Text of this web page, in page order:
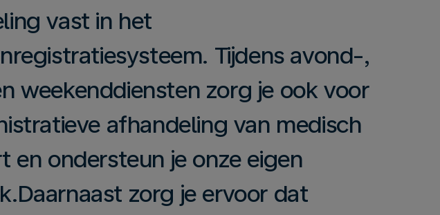
vast in het
Tijdens avond-,
weekenddiensten zorg je ook voor
afhandeling van medisch
en ondersteun je onze eigen
zorg je ervoor dat